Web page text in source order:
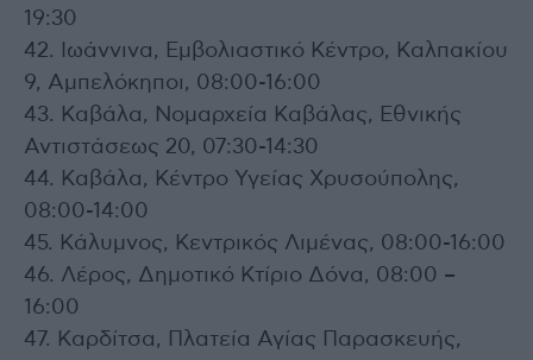
19:30
42. Ιωάννινα, Εμβολιαστικό Κέντρο, Καλπακίου
9, Αμπελόκηποι, 08:00-16:00
43. Καβάλα, Νομαρχεία Καβάλας, Εθνικής
Αντιστάσεως 20, 07:30-14:30
44. Καβάλα, Κέντρο Υγείας Χρυσούπολης,
08:00-14:00
45. Κάλυμνος, Κεντρικός Λιμένας, 08:00-16:00
46. Λέρος, Δημοτικό Κτίριο Δόνα, 08:00 –
16:00
47. Καρδίτσα, Πλατεία Αγίας Παρασκευής,